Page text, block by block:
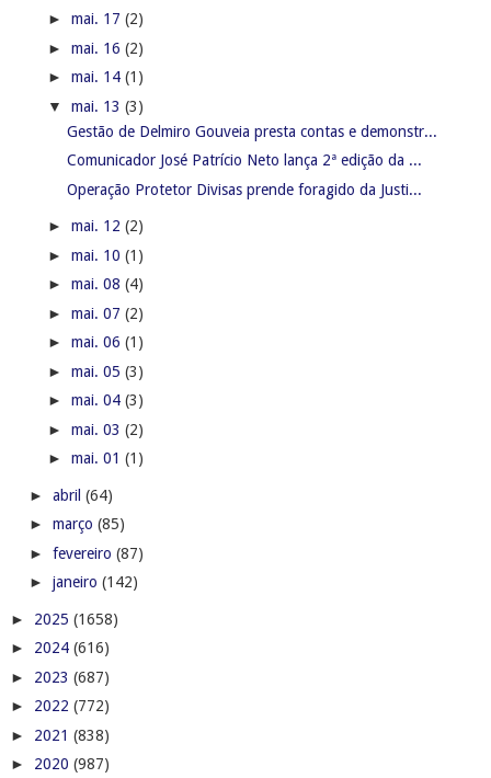
► mai. 17 (2)
► mai. 16 (2)
► mai. 14 (1)
▼ mai. 13 (3)
Gestão de Delmiro Gouveia presta contas e demonstr...
Comunicador José Patrício Neto lança 2ª edição da ...
Operação Protetor Divisas prende foragido da Justi...
► mai. 12 (2)
► mai. 10 (1)
► mai. 08 (4)
► mai. 07 (2)
► mai. 06 (1)
► mai. 05 (3)
► mai. 04 (3)
► mai. 03 (2)
► mai. 01 (1)
► abril (64)
► março (85)
► fevereiro (87)
► janeiro (142)
► 2025 (1658)
► 2024 (616)
► 2023 (687)
► 2022 (772)
► 2021 (838)
► 2020 (987)